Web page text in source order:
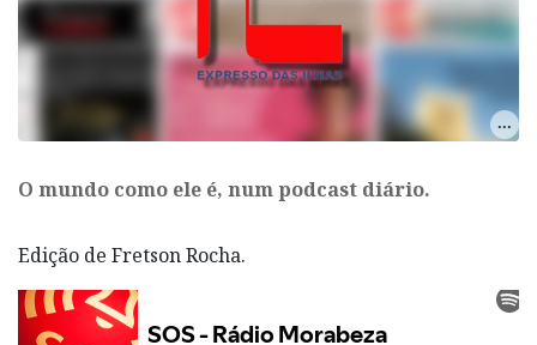
O mundo como ele é, num podcast diário.
Edição de Fretson Rocha.